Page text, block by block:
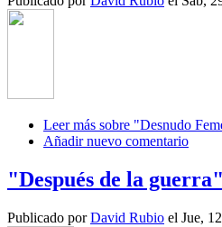
Leer más sobre "Desnudo
Añadir nuevo comentario
"Después de la guerra"
Publicado porDavid Rubio el Jue,